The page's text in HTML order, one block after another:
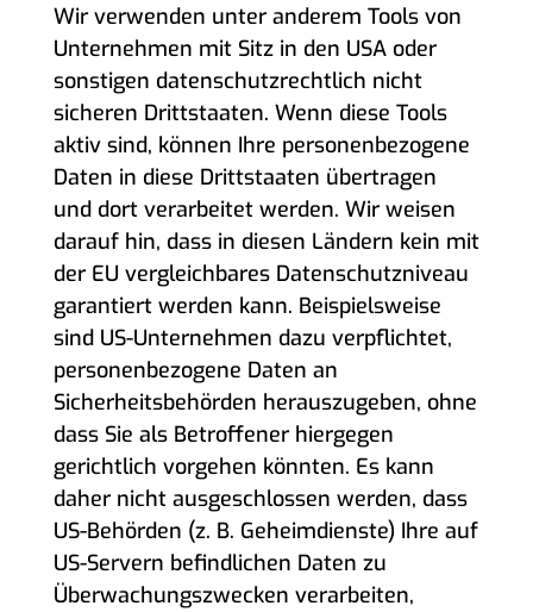
Wir verwenden unter anderem Tools von
Unternehmen mit Sitz in den USA oder
sonstigen datenschutzrechtlich nicht
sicheren Drittstaaten. Wenn diese Tools
aktiv sind, können Ihre personenbezogene
Daten in diese Drittstaaten übertragen
und dort verarbeitet werden. Wir weisen
darauf hin, dass in diesen Ländern kein mit
der EU vergleichbares Datenschutzniveau
garantiert werden kann. Beispielsweise
sind US-Unternehmen dazu verpflichtet,
personenbezogene Daten an
Sicherheitsbehörden herauszugeben, ohne
dass Sie als Betroffener hiergegen
gerichtlich vorgehen könnten. Es kann
daher nicht ausgeschlossen werden, dass
US-Behörden (z. B. Geheimdienste) Ihre auf
US-Servern befindlichen Daten zu
Überwachungszwecken verarbeiten,